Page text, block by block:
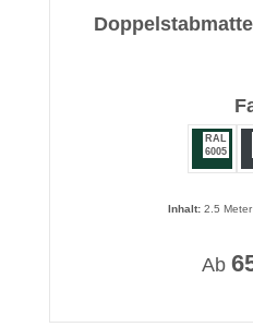
RAL
6005
Inhalt: 2.5 Meter
Ab